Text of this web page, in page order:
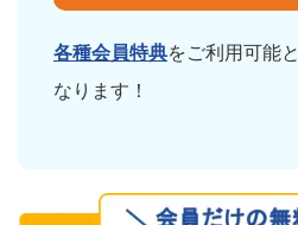
各種会員特典をご利用可能と
なります！